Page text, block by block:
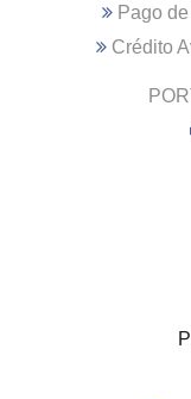
Pago
Crédito